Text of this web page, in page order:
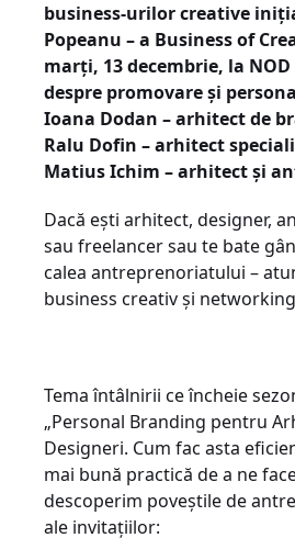
business-urilor creative
Popeanu – a Business of
marți, 13 decembrie, la
despre promovare și
Ioana Dodan – arhitect de
Ralu Dofin – arhitect
Matius Ichim – arhitect și
Dacă ești arhitect, designer,
sau freelancer sau te bate
calea antreprenoriatului –
business creativ și
Tema întâlnirii ce încheie
„Personal Branding pentru
Designeri. Cum fac asta
mai bună practică de a ne
descoperim poveștile de
ale invitațiilor: